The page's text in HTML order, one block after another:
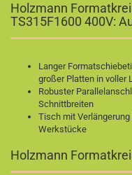
Holzmann
TS315F1600 400V:
Langer
großer Platten in voller
Robuster
Schnittbreiten
Tisch mit
Werkstücke
Holzmann